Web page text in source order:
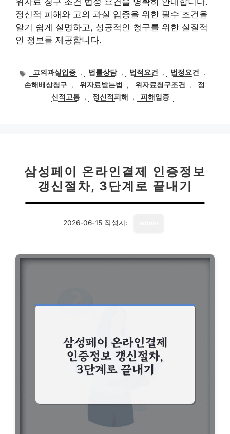
정신적 피해와 고의 과실 입증을 위한 필수 조건을
알기 쉽게 설명하고, 성공적인 청구를 위한 실질적
인 정보를 제공합니다.
태
그
고의과실입증 , 법률상담 , 법적요건 , 법정요건
,
손해배상청구 , 위자료받는법 , 위자료청구조건 ,
정
신적고통 , 정신적피해 , 피해입증
삼성페이 온라인결제 인증정보
갱신절차, 3단계로 끝내기
2026-06-15 작성자: